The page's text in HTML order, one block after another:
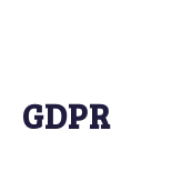
GDPR